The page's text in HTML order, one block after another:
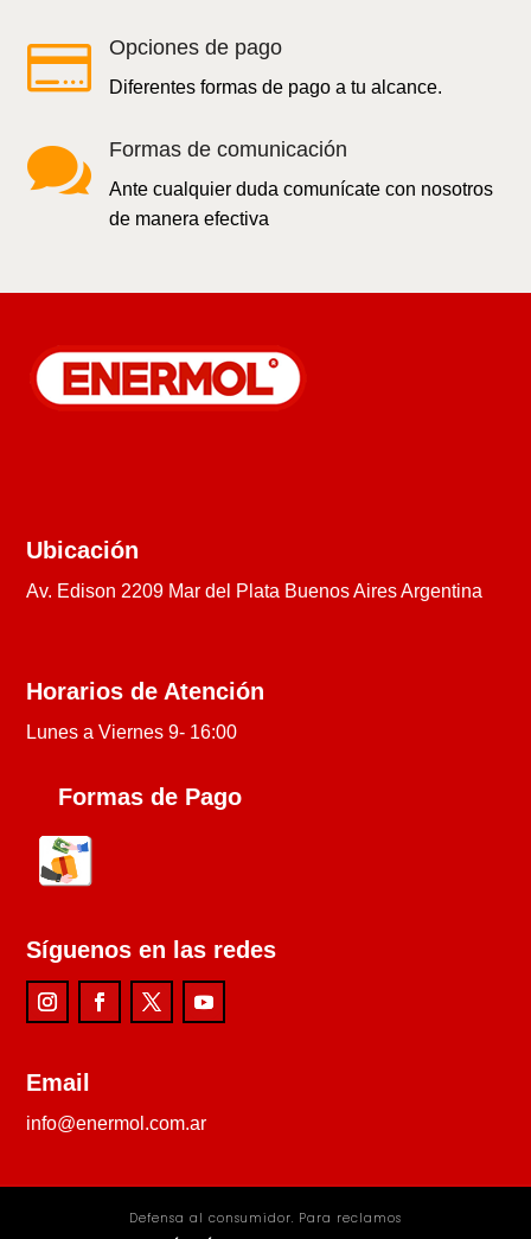
 Opciones de pago
Diferentes formas de pago a tu alcance.
 Formas de comunicación
Ante cualquier duda comunícate con nosotros
de manera efectiva
Ubicación
Av. Edison 2209 Mar del Plata Buenos Aires Argentina
Horarios de Atención
Lunes a Viernes 9- 16:00
Formas de Pago
Síguenos en las redes
Email
info@enermol.com.ar
Defensa al consumidor. Para reclamos